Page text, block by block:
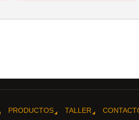
PRODUCTOS TALLER